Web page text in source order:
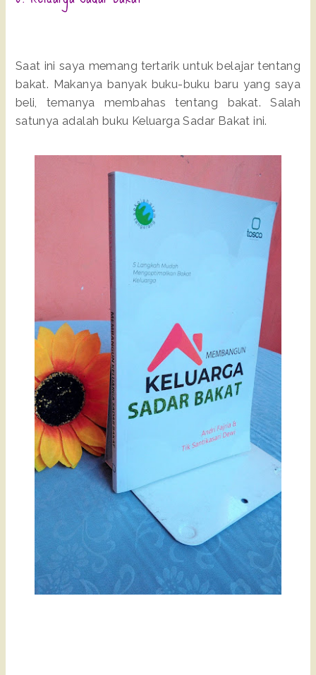
Saat ini saya memang tertarik untuk belajar tentang
bakat. Makanya banyak buku-buku baru yang saya
beli, temanya membahas tentang bakat. Salah
satunya adalah buku Keluarga Sadar Bakat ini.